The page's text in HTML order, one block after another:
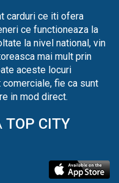
carduri ce iti ofera
ce functioneaza la
la nivel national, vin
mai mult prin
aceste locuri
fie ca sunt
in mod direct.
TOP CITY